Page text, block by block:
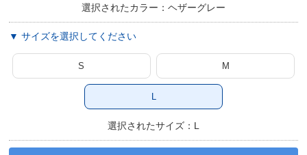
選択されたカラー：ヘザーグレー
▼ サイズを選択してください
S M
L
選択されたサイズ：L